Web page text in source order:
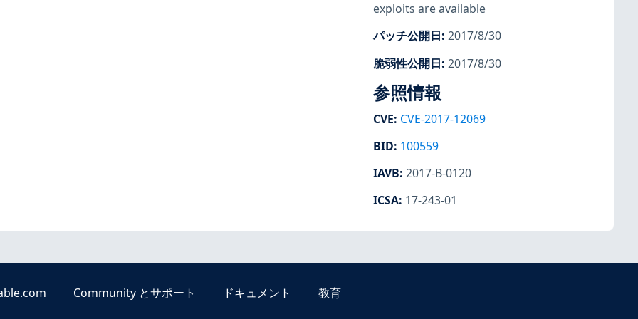
exploits are available
パッチ公開日: 2017/8/30
脆弱性公開日: 2017/8/30
参照情報
CVE: CVE-2017-12069
BID: 100559
IAVB: 2017-B-0120
ICSA: 17-243-01
Community とサポート ドキュメント 教育